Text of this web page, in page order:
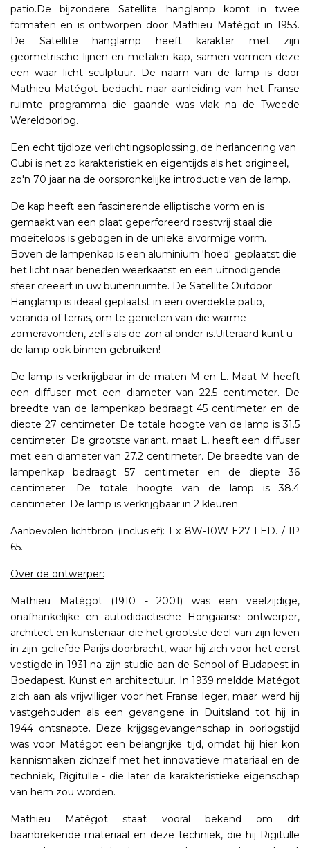
patio.De bijzondere Satellite hanglamp komt in twee
formaten en is ontworpen door Mathieu Matégot in 1953.
De Satellite hanglamp heeft karakter met zijn
geometrische lijnen en metalen kap, samen vormen deze
een waar licht sculptuur. De naam van de lamp is door
Mathieu Matégot bedacht naar aanleiding van het Franse
ruimte programma die gaande was vlak na de Tweede
Wereldoorlog.
Een echt tijdloze verlichtingsoplossing, de herlancering van
Gubi is net zo karakteristiek en eigentijds als het origineel,
zo'n 70 jaar na de oorspronkelijke introductie van de lamp.
De kap heeft een fascinerende elliptische vorm en is
gemaakt van een plaat geperforeerd roestvrij staal die
moeiteloos is gebogen in de unieke eivormige vorm.
Boven de lampenkap is een aluminium 'hoed' geplaatst die
het licht naar beneden weerkaatst en een uitnodigende
sfeer creëert in uw buitenruimte. De Satellite Outdoor
Hanglamp is ideaal geplaatst in een overdekte patio,
veranda of terras, om te genieten van die warme
zomeravonden, zelfs als de zon al onder is.Uiteraard kunt u
de lamp ook binnen gebruiken!
De lamp is verkrijgbaar in de maten M en L. Maat M heeft
een diffuser met een diameter van 22.5 centimeter. De
breedte van de lampenkap bedraagt 45 centimeter en de
diepte 27 centimeter. De totale hoogte van de lamp is 31.5
centimeter. De grootste variant, maat L, heeft een diffuser
met een diameter van 27.2 centimeter. De breedte van de
lampenkap bedraagt 57 centimeter en de diepte 36
centimeter. De totale hoogte van de lamp is 38.4
centimeter. De lamp is verkrijgbaar in 2 kleuren.
Aanbevolen lichtbron (inclusief): 1 x 8W-10W E27 LED. / IP
65.
Over de ontwerper:
Mathieu Matégot (1910 - 2001) was een veelzijdige,
onafhankelijke en autodidactische Hongaarse ontwerper,
architect en kunstenaar die het grootste deel van zijn leven
in zijn geliefde Parijs doorbracht, waar hij zich voor het eerst
vestigde in 1931 na zijn studie aan de School of Budapest in
Boedapest. Kunst en architectuur. In 1939 meldde Matégot
zich aan als vrijwilliger voor het Franse leger, maar werd hij
vastgehouden als een gevangene in Duitsland tot hij in
1944 ontsnapte. Deze krijgsgevangenschap in oorlogstijd
was voor Matégot een belangrijke tijd, omdat hij hier kon
kennismaken zichzelf met het innovatieve materiaal en de
techniek, Rigitulle - die later de karakteristieke eigenschap
van hem zou worden.
Mathieu Matégot staat vooral bekend om dit
baanbrekende materiaal en deze techniek, die hij Rigitulle